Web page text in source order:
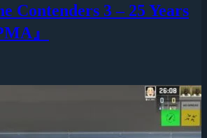
Contenders 3 – 25 Years
』